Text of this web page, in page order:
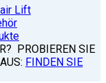
Lift
PROBIEREN SIE
FINDEN SIE